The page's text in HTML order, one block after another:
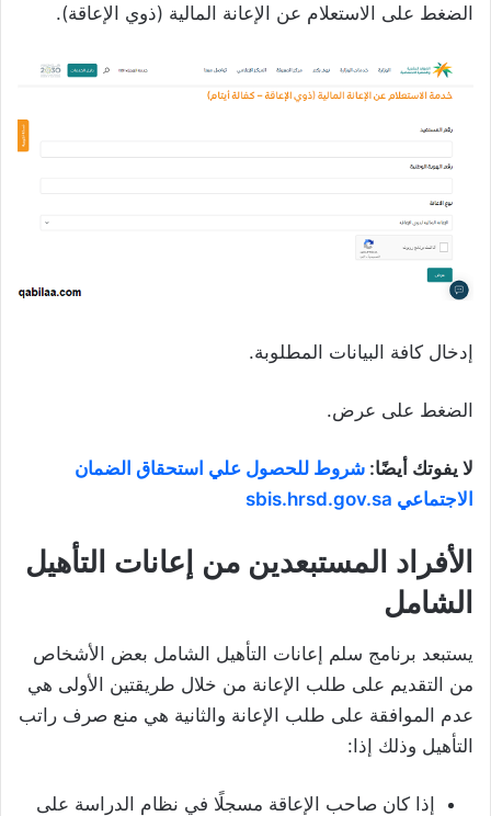
الضغط على الاستعلام عن الإعانة المالية (ذوي الإعاقة).
إدخال كافة البيانات المطلوبة.
الضغط على عرض.
لا يفوتك أيضًا: شروط للحصول علي استحقاق الضمان
الاجتماعي sbis.hrsd.gov.sa
الأفراد المستبعدين من إعانات التأهيل
الشامل
يستبعد برنامج سلم إعانات التأهيل الشامل بعض الأشخاص
من التقديم على طلب الإعانة من خلال طريقتين الأولى هي
عدم الموافقة على طلب الإعانة والثانية هي منع صرف راتب
التأهيل وذلك إذا:
إذا كان صاحب الإعاقة مسجلًا في نظام الدراسة على